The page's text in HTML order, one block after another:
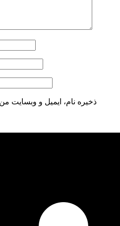
ذخیره نام، ایمیل و وبسایت